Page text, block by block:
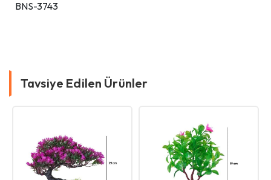
BNS-3743
Tavsiye Edilen Ürünler